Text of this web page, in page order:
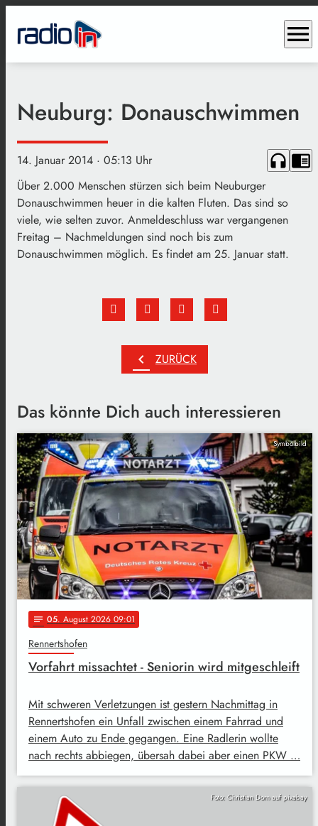
menu
Neuburg: Donauschwimmen
14. Januar 2014 · 05:13 Uhr headphones chrome_reader_mode
Über 2.000 Menschen stürzen sich beim Neuburger
Donauschwimmen heuer in die kalten Fluten. Das sind so
viele, wie selten zuvor. Anmeldeschluss war vergangenen
Freitag – Nachmeldungen sind noch bis zum
Donauschwimmen möglich. Es findet am 25. Januar statt.
chevron_left ZURÜCK
Das könnte Dich auch interessieren
Symbolbild
notes 05. August 2026 09:01
Rennertshofen
Vorfahrt missachtet - Seniorin wird mitgeschleift
Mit schweren Verletzungen ist gestern Nachmittag in
Rennertshofen ein Unfall zwischen einem Fahrrad und
einem Auto zu Ende gegangen. Eine Radlerin wollte
nach rechts abbiegen, übersah dabei aber einen PKW …
Foto: Christian Dorn auf pixabay